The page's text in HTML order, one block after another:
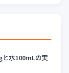
と水100mLの実